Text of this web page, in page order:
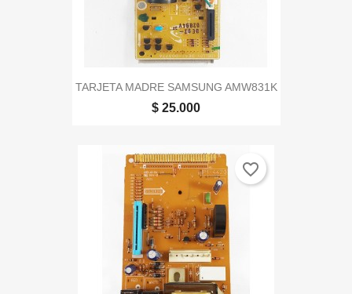
TARJETA MADRE SAMSUNG AMW831K
$ 25.000
favorite_border